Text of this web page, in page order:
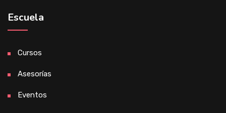
Escuela
Cursos
Asesorías
Eventos